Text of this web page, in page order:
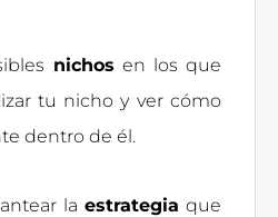
nichos en los que
tu nicho y ver cómo
dentro de él.
la estrategia que